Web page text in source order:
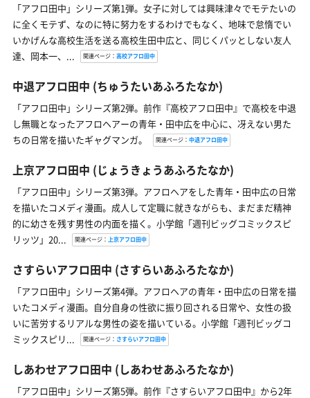
「アフロ田中」シリーズ第1弾。女子に対しては興味津々でモテたいの
に全くモテず、なのに特に努力をするわけでもなく、地味で怠惰でい
いかげんな高校生活を送る高校生田中広と、同じくパッとしない友人
達、岡本一、...
関連ページ： 高校アフロ田中
中退アフロ田中 (ちゅうたいあふろたなか)
「アフロ田中」シリーズ第2弾。前作『高校アフロ田中』で高校を中退
し無職となったアフロヘアーの青年・田中広を中心に、冴えない男た
ちの日常を描いたギャグマンガ。
関連ページ： 中退アフロ田中
上京アフロ田中 (じょうきょうあふろたなか)
「アフロ田中」シリーズ第3弾。アフロヘアをした青年・田中広の日常
を描いたコメディ漫画。成人して定職に就きながらも、まだまだ精神
的に幼さを残す男性の内面を描く。小学館「週刊ビッグコミックスピ
リッツ」20...
関連ページ： 上京アフロ田中
さすらいアフロ田中 (さすらいあふろたなか)
「アフロ田中」シリーズ第4弾。アフロヘアの青年・田中広の日常を描
いたコメディ漫画。自分自身の性欲に振り回される日常や、女性の扱
いに苦労するリアルな男性の姿を描いている。小学館「週刊ビッグコ
ミックスピリ...
関連ページ： さすらいアフロ田中
しあわせアフロ田中 (しあわせあふろたなか)
「アフロ田中」シリーズ第5弾。前作『さすらいアフロ田中』から2年